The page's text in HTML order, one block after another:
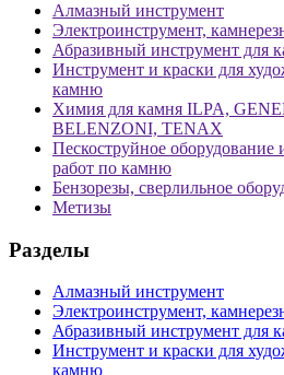
Алмазный инструмент
Электроинструмент,
Абразивный инструмент для
Инструмент и краски для
камню
Химия для камня ILPA,
BELENZONI, TENAX
Пескоструйное
работ по камню
Бензорезы, сверлильное
Метизы
Разделы
Алмазный инструмент
Электроинструмент,
Абразивный инструмент для
Инструмент и краски для
камню